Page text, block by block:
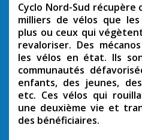
Cyclo Nord-Sud récupère
milliers de vélos que
plus ou ceux qui
revaloriser. Des
les vélos en état. Ils
communautés
enfants, des jeunes,
etc. Ces vélos qui
une deuxième vie et
des bénéficiaires.